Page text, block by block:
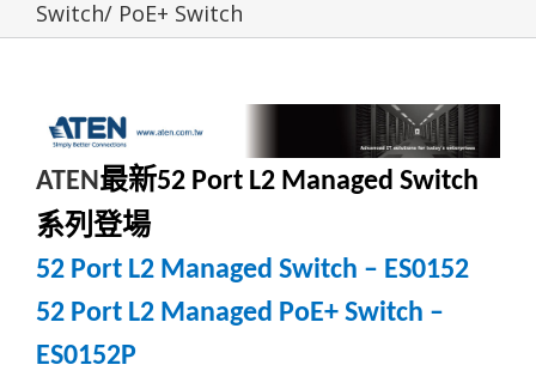
Switch/ PoE+ Switch
ATEN 最新52 Port L2 Managed Switch
系列登場
52 Port L2 Managed Switch – ES0152
52 Port L2 Managed PoE+ Switch –
ES0152P